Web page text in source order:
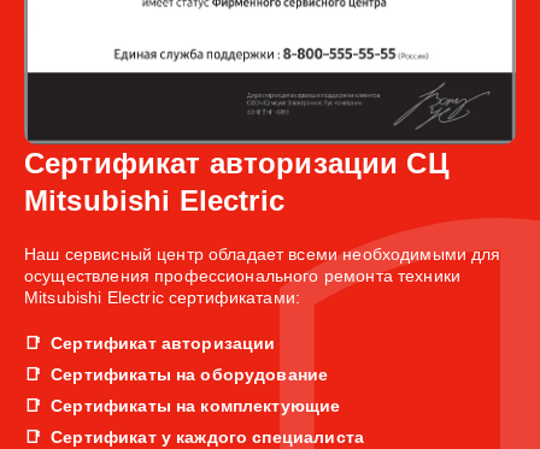
Сертификат авторизации СЦ
Mitsubishi Electric
Наш сервисный центр обладает всеми необходимыми для
осуществления профессионального ремонта техники
Mitsubishi Electric сертификатами:
Сертификат авторизации
Сертификаты на оборудование
Сертификаты на комплектующие
Сертификат у каждого специалиста